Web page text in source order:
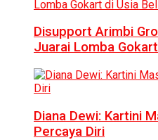
Disupport Arimbi
Juarai Lomba
Diana Dewi: Kartini
Percaya Diri